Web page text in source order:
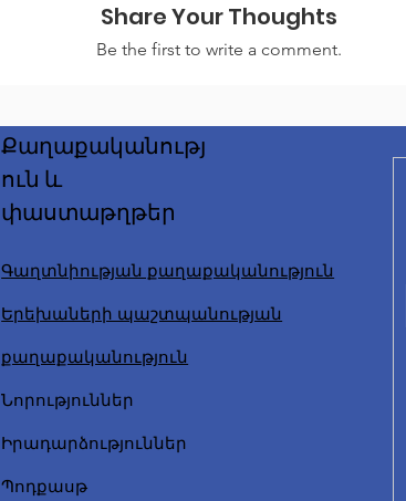
Share Your Thoughts
Be the first to write a comment.
Քաղաքականությ
ուն և
փաստաթղթեր
Գաղտնիության քաղաքականություն
Երեխաների պաշտպանության
քաղաքականություն
Նորություններ
Իրադարձություններ
Պոդքասթ